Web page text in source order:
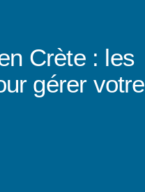
Crète : les
gérer votre